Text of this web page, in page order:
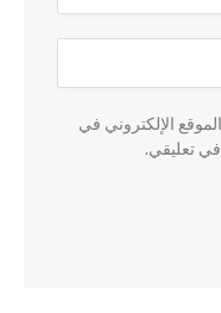
الإلكتروني في
في تعليقي.